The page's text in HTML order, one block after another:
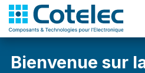
Bienvenue sur